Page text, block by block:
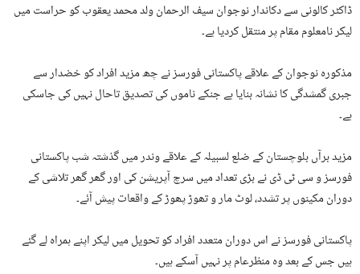
ڈاکٹر کالونی سے دکاندار نوجوان سیف الرحمان ولد محمد یعقوب کو حراست میں
لیکر نامعلوم مقام پر منتقل کردیا ہے۔
مذکورہ نوجوان کے علاقے پاکستانی فورسز نے چھ مزید افراد کو خضدار سے
جبری گمشدگی کا نشانہ بنایا ہے جنکے ناموں کی تصدیق تاحال نہیں کی جاسکی
ہے۔
مزید برآں بلوچستان کے ضلع لسبیلہ کے علاقے وندر میں گذشتہ شب پاکستانی
فورسز و سی ٹی ڈی نے بڑی تعداد میں سرچ آپریشن کی اور گھر گھر تلاشی کے
دوران مکینوں پر تشدد، لوٹ مار و تھوڑ پھوڑ کے واقعات پیش آئے۔
پاکستانی فورسز نے اس دوران متعدد افراد کو تحویل میں لیکر اپنے ہمراہ لے گئے
ہیں جس کے بعد وہ منظرعام پر نہیں آسکے ہیں۔